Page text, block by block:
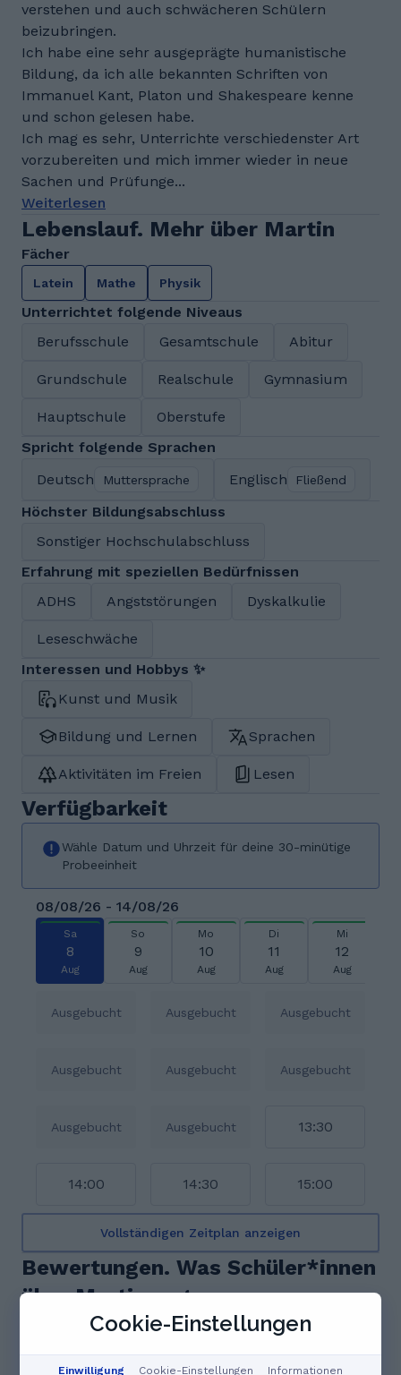
verstehen und auch schwächeren Schülern
beizubringen.
Ich habe eine sehr ausgeprägte humanistische
Bildung, da ich alle bekannten Schriften von
Immanuel Kant, Platon und Shakespeare kenne
und schon gelesen habe.
Ich mag es sehr, Unterrichte verschiedenster Art
vorzubereiten und mich immer wieder in neue
Sachen und Prüfunge...
Weiterlesen
Lebenslauf. Mehr über Martin
Fächer
Latein Mathe Physik
Unterrichtet folgende Niveaus
Berufsschule
Gesamtschule Abitur
Grundschule Realschule Gymnasium
Hauptschule
Oberstufe
Spricht folgende Sprachen
Deutsch
Muttersprache Englisch Fließend
Höchster Bildungsabschluss
Sonstiger Hochschulabschluss
Erfahrung mit speziellen Bedürfnissen
ADHS
Angststörungen Dyskalkulie
Leseschwäche
Interessen und Hobbys ✨
Kunst und Musik
Bildung und Lernen Sprachen
Aktivitäten im Freien Lesen
Verfügbarkeit
Wähle Datum und Uhrzeit für deine 30-minütige
Probeeinheit
08/08/26 - 14/08/26
Sa
8
Aug
So
9
Aug
Mo
10
Aug
Di
11
Aug
Mi
12
Aug
Ausgebucht Ausgebucht Ausgebucht
Ausgebucht Ausgebucht Ausgebucht
Ausgebucht Ausgebucht 13:30
14:00 14:30 15:00
Vollständigen Zeitplan anzeigen
Bewertungen. Was Schüler*innen
über Martin sagen
Cookie-Einstellungen
Einwilligung Cookie-Einstellungen Informationen